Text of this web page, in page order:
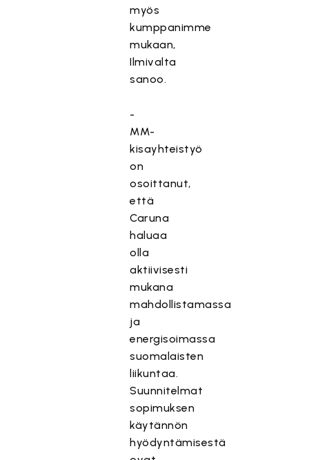
myös
kumppanimme
mukaan,
Ilmivalta
sanoo.
-
MM-
kisayhteistyö
on
osoittanut,
että
Caruna
haluaa
olla
aktiivisesti
mukana
mahdollistamassa
ja
energisoimassa
suomalaisten
liikuntaa.
Suunnitelmat
sopimuksen
käytännön
hyödyntämisestä